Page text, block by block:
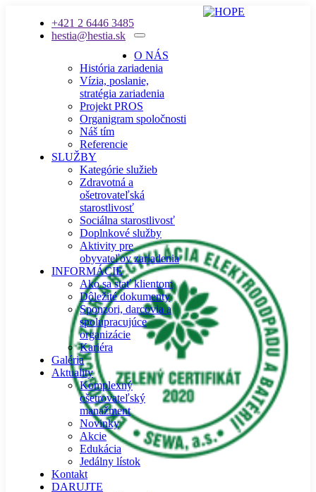
+421 2 6446 3485
hestia@hestia.sk
O NÁS
História zariadenia
Vízia, poslanie,
stratégia zariadenia
Projekt PROS
Organigram spoločnosti
Náš tím
Referencie
SLUŽBY
Kategórie služieb
Zdravotná a
ošetrovateľská
starostlivosť
Sociálna starostlivosť
Doplnkové služby
Aktivity pre
obyvateľov zariadenia
INFORMÁCIE
Ako sa stať klientom
Dôležité dokumenty
Sponzori, darcovia a
spolupracujúce
organizácie
Kariéra
Galéria
Aktuality
Komplexný
ošetrovateľský
manažment
Novinky
Akcie
Edukácia
Jedálny lístok
Kontakt
DARUJTE